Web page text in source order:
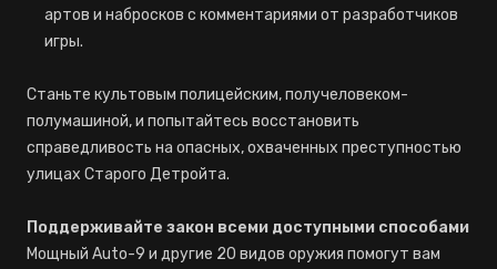
артов и набросков с комментариями от разработчиков
игры.
Станьте культовым полицейским, получеловеком-
полумашиной, и попытайтесь восстановить
справедливость на опасных, охваченных преступностью
улицах Старого Детройта.
Поддерживайте закон всеми доступными способами
Мощный Auto-9 и другие 20 видов оружия помогут вам